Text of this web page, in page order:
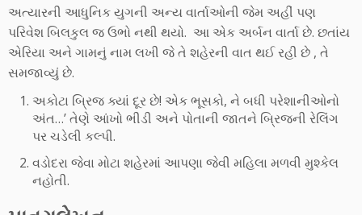
અત્યારની આધુનિક યુગની અન્ય વાર્તાઓની જેમ અહીં પણ
પરિવેશ બિલકુલ જ ઉભો નથી થયો. આ એક અર્બન વાર્તા છે. છતાંય
એરિયા અને ગામનું નામ લખી જે તે શહેરની વાત થઈ રહી છે , તે
સમજાવ્યું છે.
અકોટા બ્રિજ ક્યાં દૂર છે! એક ભૂસકો, ને બધી પરેશાનીઓનો
અંત…’ તેણે આંખો ભીડી અને પોતાની જાતને બ્રિજની રેલિંગ
પર ચડેલી કલ્પી.
વડોદરા જેવા મોટા શહેરમાં આપણા જેવી મહિલા મળવી મુશ્કેલ
નહોતી.